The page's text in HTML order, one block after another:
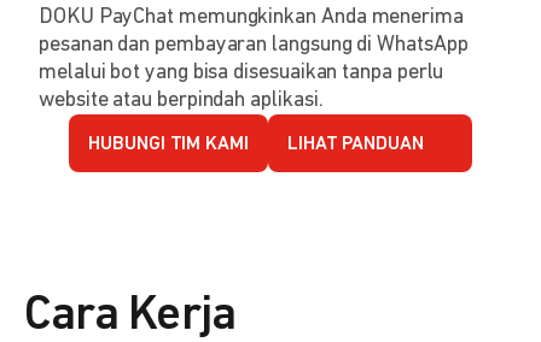
DOKU PayChat memungkinkan Anda menerima
pesanan dan pembayaran langsung di WhatsApp
melalui bot yang bisa disesuaikan tanpa perlu
website atau berpindah aplikasi.
HUBUNGI TIM KAMI LIHAT PANDUAN
Cara Kerja